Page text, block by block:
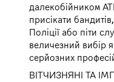
далекобійником
присікати
Поліції або піти
величезний вибір
серйозних
ВІТЧИЗНЯНІ ТА